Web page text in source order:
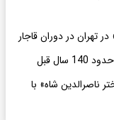
تهران در دوران قاجار
قبل
ناصرالدین شاه» با